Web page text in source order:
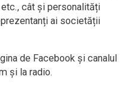
cât și personalități
ai societății
de Facebook și canalul
și la radio.